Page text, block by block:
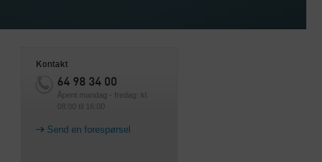
Kontakt
64 98 34 00
Åpent mandag - fredag: kl.
08:00 til 16:00
Send en forespørsel